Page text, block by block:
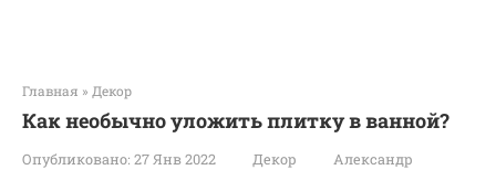
Главная » Декор
Как необычно уложить плитку в ванной?
Опубликовано: 27 Янв 2022 Декор
Александр